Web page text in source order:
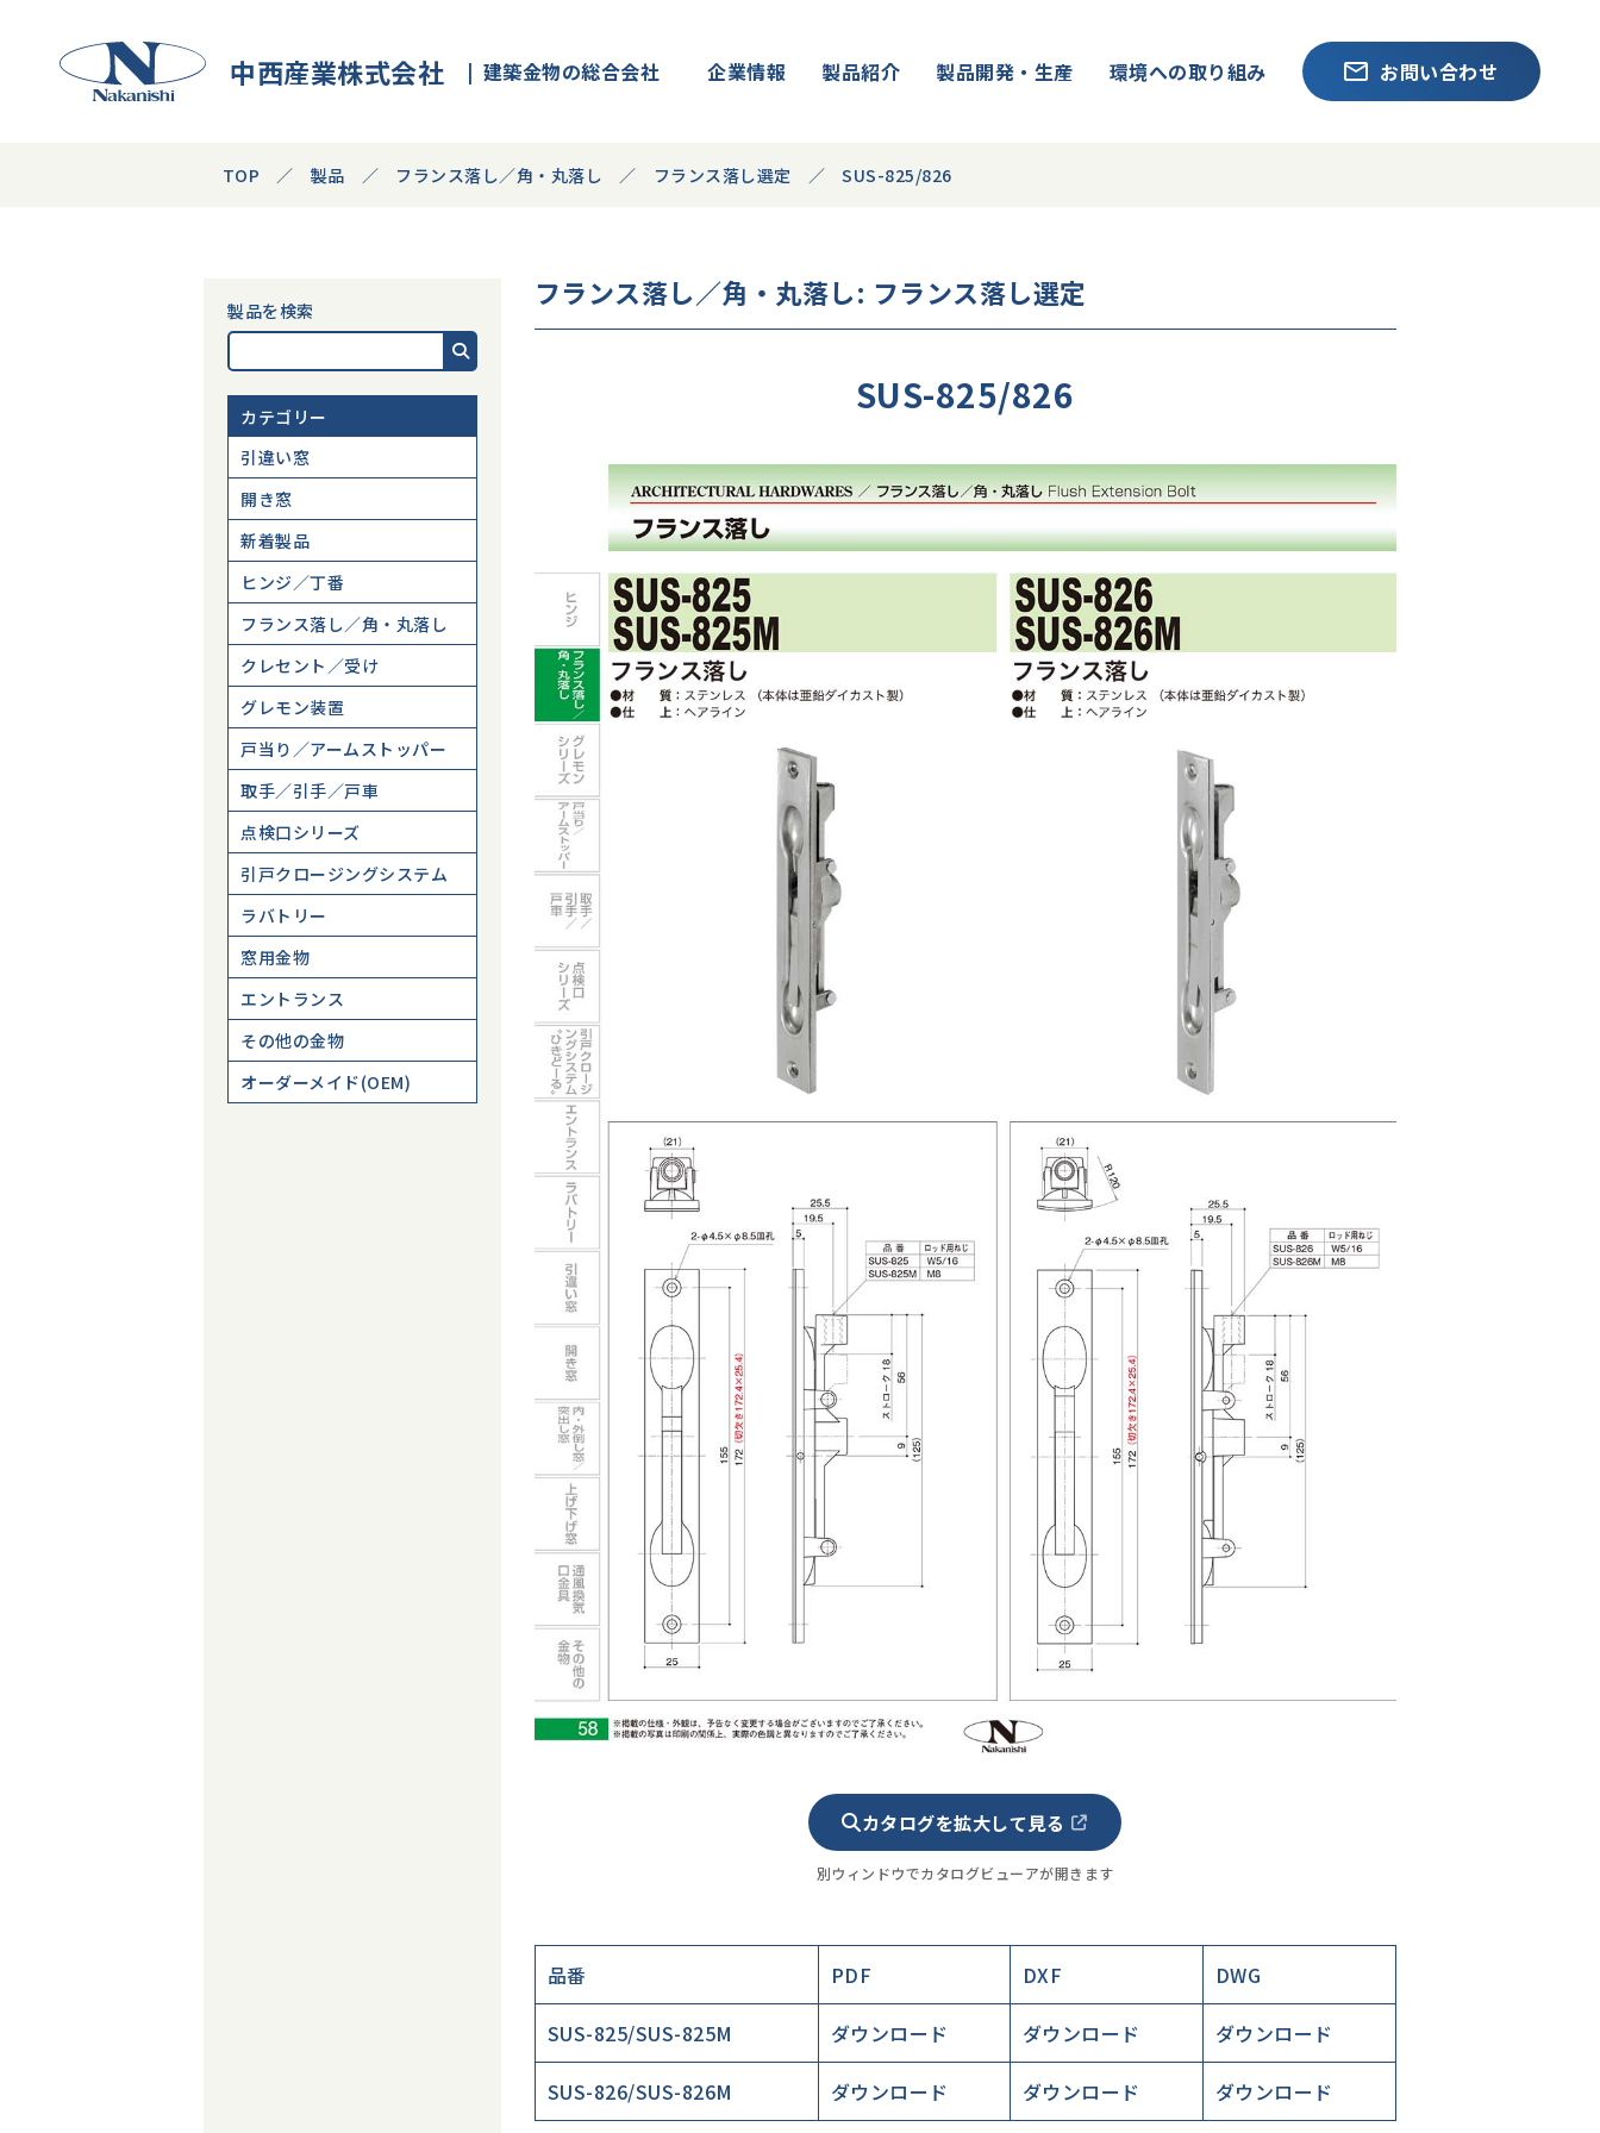
中西産業株式会社 建築金物の総合会社 企業情報 製品紹介 製品開発・生産 環境への取り組み お問い合わせ
TOP 製品 フランス落し／角・丸落し フランス落し選定 SUS-825/826
フランス落し／角・丸落し: フランス落し選定
SUS-825/826
カタログを拡大して見る
別ウィンドウでカタログビューアが開きます
品番 PDF DXF DWG
SUS-825/SUS-825M ダウンロード ダウンロード ダウンロード
SUS-826/SUS-826M ダウンロード ダウンロード ダウンロード
製品を検索
カテゴリー
引違い窓
開き窓
新着製品
ヒンジ／丁番
フランス落し／角・丸落し
クレセント／受け
グレモン装置
戸当り／アームストッパー
取手／引手／戸車
点検口シリーズ
引戸クロージングシステム
ラバトリー
窓用金物
エントランス
その他の金物
オーダーメイド(OEM)